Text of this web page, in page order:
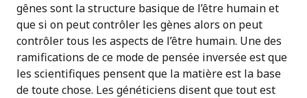
gênes sont la structure basique de l’être humain et
que si on peut contrôler les gènes alors on peut
contrôler tous les aspects de l’être humain. Une des
ramifications de ce mode de pensée inversée est que
les scientifiques pensent que la matière est la base
de toute chose. Les généticiens disent que tout est